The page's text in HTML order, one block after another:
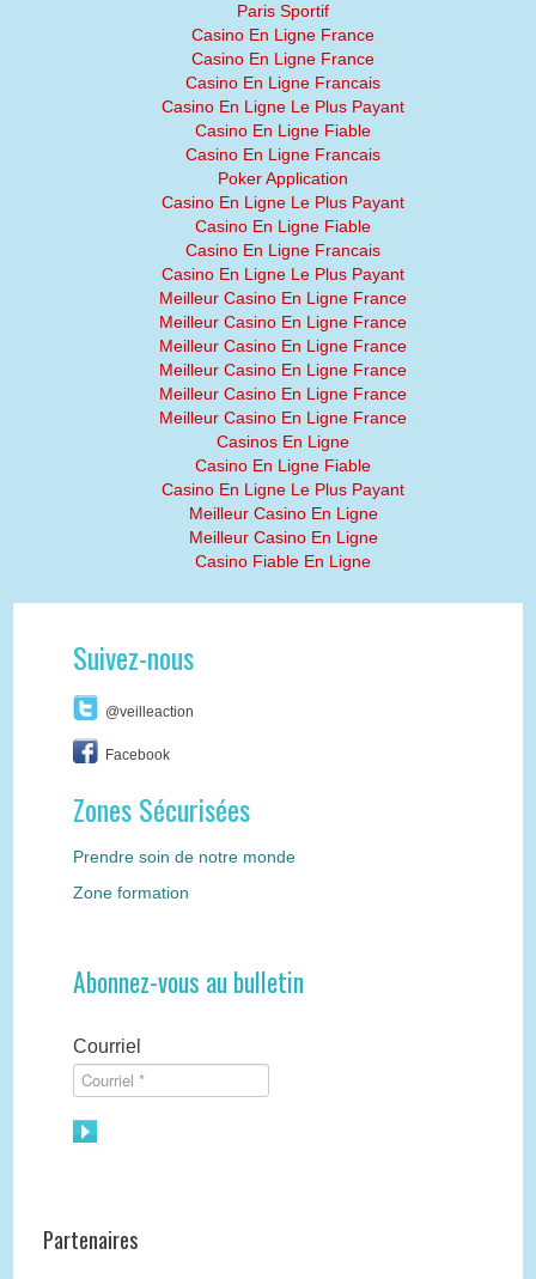
Paris Sportif
Casino En Ligne France
Casino En Ligne France
Casino En Ligne Francais
Casino En Ligne Le Plus Payant
Casino En Ligne Fiable
Casino En Ligne Francais
Poker Application
Casino En Ligne Le Plus Payant
Casino En Ligne Fiable
Casino En Ligne Francais
Casino En Ligne Le Plus Payant
Meilleur Casino En Ligne France
Meilleur Casino En Ligne France
Meilleur Casino En Ligne France
Meilleur Casino En Ligne France
Meilleur Casino En Ligne France
Meilleur Casino En Ligne France
Casinos En Ligne
Casino En Ligne Fiable
Casino En Ligne Le Plus Payant
Meilleur Casino En Ligne
Meilleur Casino En Ligne
Casino Fiable En Ligne
Suivez-nous
@veilleaction
Facebook
Zones Sécurisées
Prendre soin de notre monde
Zone formation
Abonnez-vous au bulletin
Courriel
Partenaires